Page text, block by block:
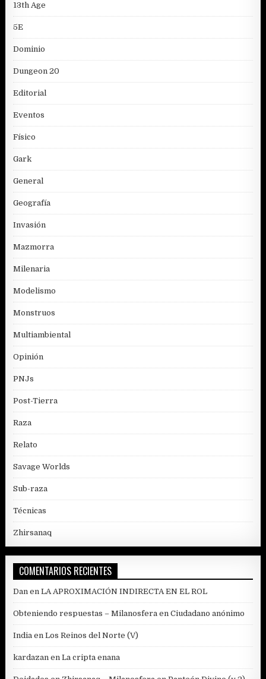
13th Age
5E
Dominio
Dungeon 20
Editorial
Eventos
Físico
Gark
General
Geografía
Invasión
Mazmorra
Milenaria
Modelismo
Monstruos
Multiambiental
Opinión
PNJs
Post-Tierra
Raza
Relato
Savage Worlds
Sub-raza
Técnicas
Zhirsanaq
COMENTARIOS RECIENTES
Dan enLA APROXIMACIÓN INDIRECTA EN EL ROL
Obteniendo respuestas – Milanosfera enCiudadano anónimo
India enLos Reinos del Norte (V)
kardazan enLa cripta enana